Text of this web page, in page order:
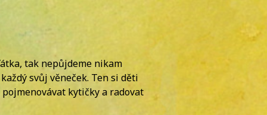
tak nepůjdeme nikam
svůj věneček. Ten si děti
kytičky a radovat